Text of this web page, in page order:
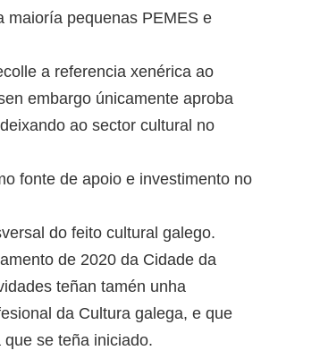
maioría pequenas PEMES e
a referencia xenérica ao
embargo únicamente aproba
ao sector cultural no
fonte de apoio e investimento no
do feito cultural galego.
de 2020 da Cidade da
teñan tamén unha
da Cultura galega, e que
se teña iniciado.